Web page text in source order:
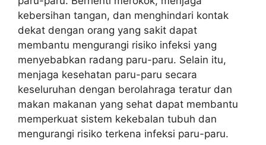
kebersihan tangan, dan menghindari kontak
dekat dengan orang yang sakit dapat
membantu mengurangi risiko infeksi yang
menyebabkan radang paru-paru. Selain itu,
menjaga kesehatan paru-paru secara
keseluruhan dengan berolahraga teratur dan
makan makanan yang sehat dapat membantu
memperkuat sistem kekebalan tubuh dan
mengurangi risiko terkena infeksi paru-paru.